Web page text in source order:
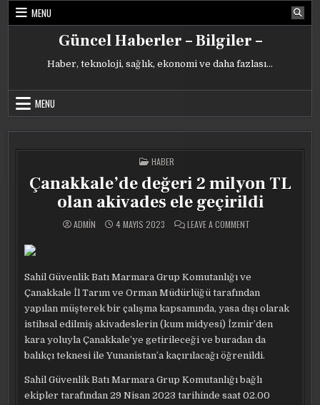
Skip
MENU
Güncel Haberler – Bilgiler –
Haber, teknoloji, sağlık, ekonomi ve daha fazlası…
MENU
POSTED
IN
HABER
Çanakkale’de değeri 2 milyon TL
olan akivades ele geçirildi
ADMIN 4 MAYIS 2023 LEAVE A COMMENT
OLAN
AKIVADES
ELE
Sahil Güvenlik Batı Marmara Grup Komutanlığı ve
Çanakkale İl Tarım ve Orman Müdürlüğü tarafından
yapılan müşterek bir çalışma kapsamında, yasa dışı olarak
istihsal edilmiş akivadeslerin (kum midyesi) İzmir’den
kara yoluyla Çanakkale’ye getirileceği ve buradan da
balıkçı teknesi ile Yunanistan’a kaçırılacağı öğrenildi.
Sahil Güvenlik Batı Marmara Grup Komutanlığı bağlı
ekipler tarafından 29 Nisan 2023 tarihinde saat 02.00